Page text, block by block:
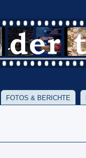
FOTOS & BERICHTE